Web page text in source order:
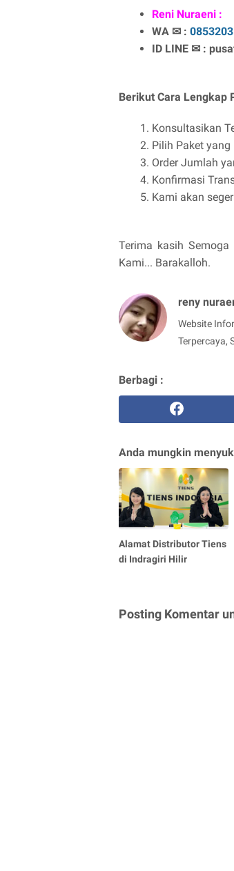
Reni Nuraeni :
WA ✉ :
ID LINE ✉ :
Berikut Cara Lengkap
Konsultasikan
Pilih Paket yang
Order Jumlah
Konfirmasi
Kami akan
Terima kasih
Kami... Barakalloh.
reny
Website
Terpercaya,
Berbagi :
Anda mungkin
Alamat Distributor Tiens
di Indragiri Hilir
Posting Komentar